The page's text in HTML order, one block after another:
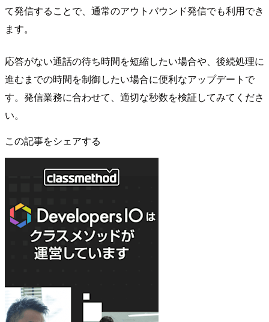
て発信することで、通常のアウトバウンド発信でも利用でき
ます。
応答がない通話の待ち時間を短縮したい場合や、後続処理に
進むまでの時間を制御したい場合に便利なアップデートで
す。発信業務に合わせて、適切な秒数を検証してみてくださ
い。
この記事をシェアする